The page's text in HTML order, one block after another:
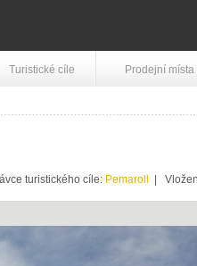
Turistické cíle Prodejní místa
turistického cíle: Pemaroll |